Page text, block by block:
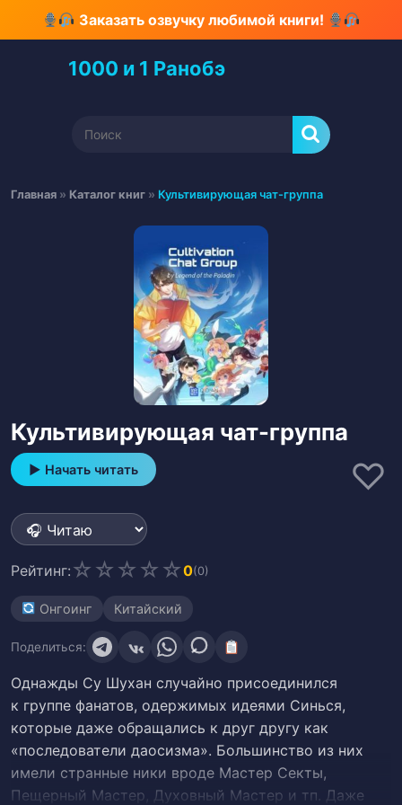
Перейти
Заказать озвучку любимой книги!
1000 и 1 Ранобэ
Найти:
Главная » Каталог книг » Культивирующая чат-группа
Культивирующая чат-группа
▶ Начать читать ♡
Рейтинг: ☆ ☆ ☆ ☆ ☆0(0)
Онгоинг Китайский
Поделиться:
Однажды Су Шухан случайно присоединился
к группе фанатов, одержимых идеями Синься,
которые даже обращались к друг другу как
«последователи даосизма». Большинство из них
имели странные ники вроде Мастер Секты,
Пещерный Мастер, Духовный Мастер и тп. Даже